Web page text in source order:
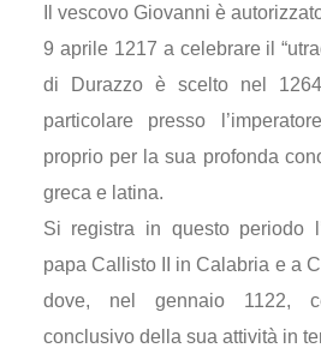
Il vescovo Giovanni è
9 aprile 1217 a celebrare il
di Durazzo è scelto nel
particolare presso
proprio per la sua profonda
greca e latina.
Si registra in questo periodo
papa Callisto II in Calabria e a
dove, nel gennaio 1122,
conclusivo della sua attività in